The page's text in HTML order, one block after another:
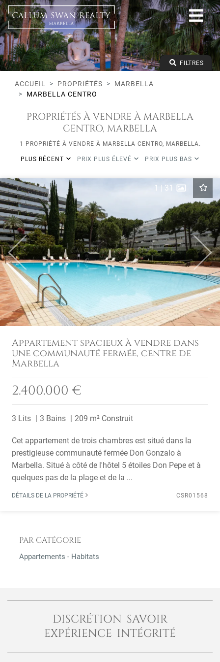
Tous les modes de vie
Marbella
Marbella Centro
Tous les types
Prix à partir de
Prix jusqu'à
Lits minimums FILTRES
ACCUEIL PROPRIÉTÉS
MARBELLA
MARBELLA CENTRO
PROPRIÉTÉS À VENDRE À MARBELLA
CENTRO, MARBELLA
1 PROPRIÉTÉ À VENDRE À MARBELLA CENTRO, MARBELLA.
PLUS RÉCENT PRIX PLUS ÉLEVÉ PRIX PLUS BAS
Previous Next
1 | 31
Appartement spacieux à vendre dans
une communauté fermée, centre de
Marbella
2.400.000 €
3 Lits 3 Bains 209 m² Construit
Cet appartement de trois chambres est situé dans la
prestigieuse communauté fermée Don Gonzalo à
Marbella. Situé à côté de l'hôtel 5 étoiles Don Pepe et à
quelques pas de la plage et de la ...
DÉTAILS DE LA PROPRIÉTÉ CSR01568
PAR CATÉGORIE
Appartements - Habitats
DISCRÉTION SAVOIR
EXPÉRIENCE INTÉGRITÉ